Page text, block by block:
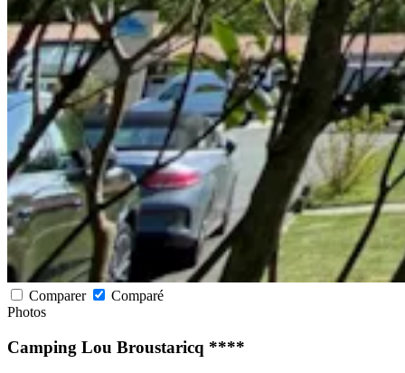
Comparer
Comparé
Photos
Camping Lou Broustaricq ****